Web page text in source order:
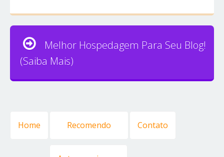
Melhor Hospedagem Para Seu Blog!
(Saiba Mais)
Home Recomendo Contato